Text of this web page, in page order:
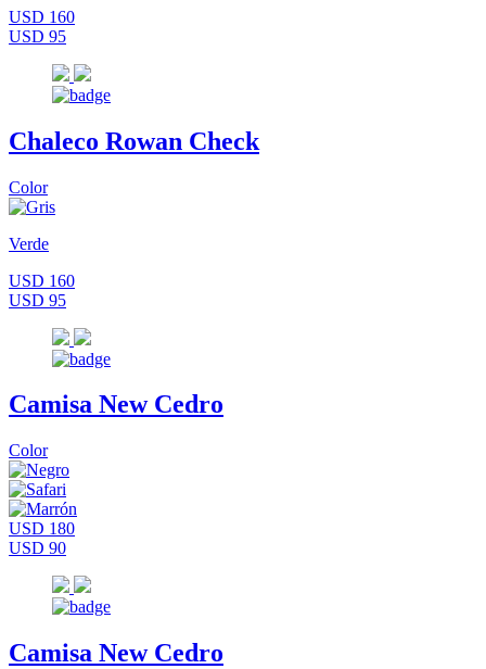
USD 160
USD 95
Chaleco Rowan Check
Color
Verde
USD 160
USD 95
Camisa New Cedro
Color
USD 180
USD 90
Camisa New Cedro